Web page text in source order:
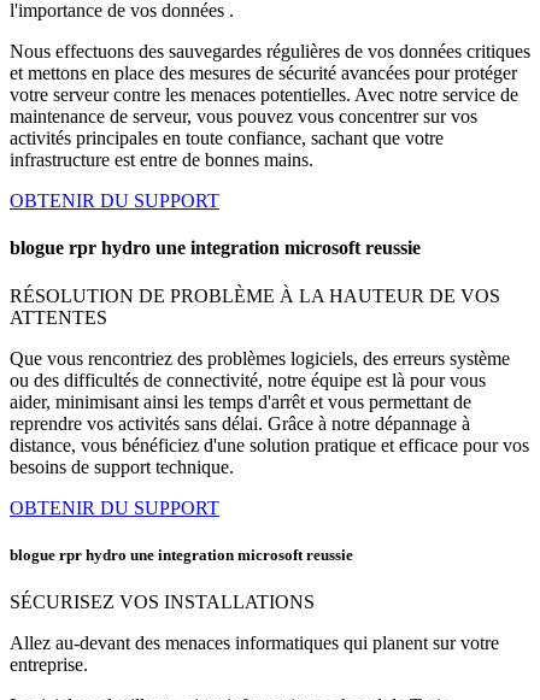
l'importance de vos données .
Nous effectuons des sauvegardes régulières de vos données critiques
et mettons en place des mesures de sécurité avancées pour protéger
votre serveur contre les menaces potentielles. Avec notre service de
maintenance de serveur, vous pouvez vous concentrer sur vos
activités principales en toute confiance, sachant que votre
infrastructure est entre de bonnes mains.
OBTENIR DU SUPPORT
blogue rpr hydro une integration microsoft reussie
RÉSOLUTION DE PROBLÈME À LA HAUTEUR DE VOS
ATTENTES
Que vous rencontriez des problèmes logiciels, des erreurs système
ou des difficultés de connectivité, notre équipe est là pour vous
aider, minimisant ainsi les temps d'arrêt et vous permettant de
reprendre vos activités sans délai. Grâce à notre dépannage à
distance, vous bénéficiez d'une solution pratique et efficace pour vos
besoins de support technique.
OBTENIR DU SUPPORT
blogue rpr hydro une integration microsoft reussie
SÉCURISEZ VOS INSTALLATIONS
Allez au-devant des menaces informatiques qui planent sur votre
entreprise.